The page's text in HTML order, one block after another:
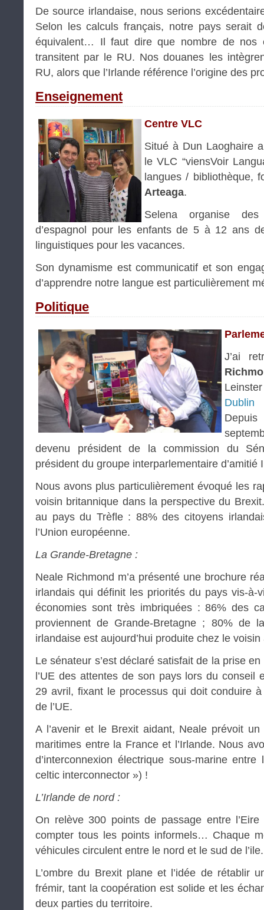
De source irlandaise, nous serions
Selon les calculs français, notre pays serait
équivalent… Il faut dire que nombre de nos
transitent par le RU. Nos douanes les
RU, alors que l’Irlande référence l’origine des
Enseignement
Centre VLC
Situé à Dun Laoghaire
le VLC “viensVoir
langues / bibliothèque,
Arteaga.
Selena organise
d’espagnol pour les enfants de 5 à 12 ans
linguistiques pour les vacances.
Son dynamisme est communicatif et son
d’apprendre notre langue est particulièrement
Politique
J’ai
devenu président de la commission du
président du groupe interparlementaire d’amitié
Nous avons plus particulièrement évoqué les
voisin britannique dans la perspective du
au pays du Trèfle : 88% des citoyens
l’Union européenne.
La Grande-Bretagne :
Neale Richmond m’a présenté une brochure
irlandais qui définit les priorités du pays vis-à-
économies sont très imbriquées : 86% des
proviennent de Grande-Bretagne ; 80% de
irlandaise est aujourd’hui produite chez le voisin
Le sénateur s’est déclaré satisfait de la prise
l’UE des attentes de son pays lors du conseil
29 avril, fixant le processus qui doit conduire
de l’UE.
A l’avenir et le Brexit aidant, Neale prévoit
maritimes entre la France et l’Irlande. Nous
d’interconnexion électrique sous-marine
celtic interconnector ») !
L’Irlande de nord :
On relève 300 points de passage entre
compter tous les points informels… Chaque
véhicules circulent entre le nord et le sud de l’ile.
L’ombre du Brexit plane et l’idée de rétablir
frémir, tant la coopération est solide et les
deux parties du territoire.